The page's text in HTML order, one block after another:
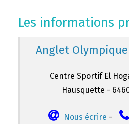
Les informations
Anglet
Centre Sportif El
Hausquette -
Nous écrire -